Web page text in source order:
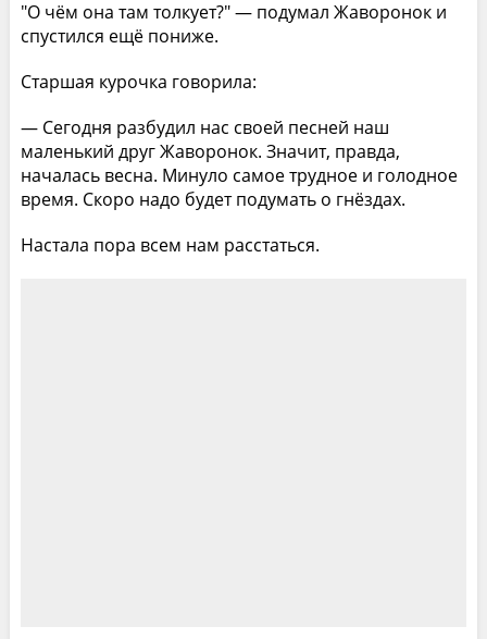
"О чём она там толкует?" — подумал Жаворонок и
спустился ещё пониже.
Старшая курочка говорила:
— Сегодня разбудил нас своей песней наш
маленький друг Жаворонок. Значит, правда,
началась весна. Минуло самое трудное и голодное
время. Скоро надо будет подумать о гнёздах.
Настала пора всем нам расстаться.